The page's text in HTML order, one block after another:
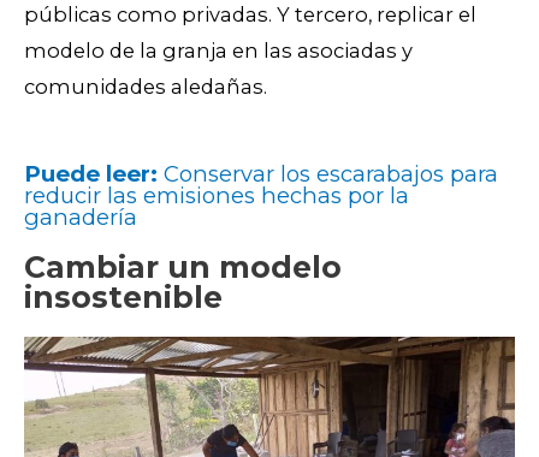
públicas como privadas. Y tercero, replicar el
modelo de la granja en las asociadas y
comunidades aledañas.
Puede leer: Conservar los escarabajos para
reducir las emisiones hechas por la
ganadería
Cambiar un modelo
insostenible